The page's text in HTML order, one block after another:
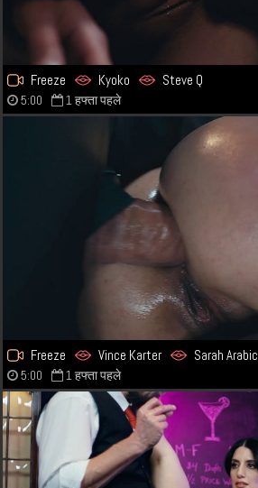
Freeze Kyoko Steve Q
5:00 1 हफ्ता पहले
Freeze Vince Karter Sarah Arabic
5:00 1 हफ्ता पहले